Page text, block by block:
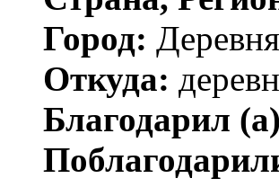
Город:
Откуда:
Благодарил